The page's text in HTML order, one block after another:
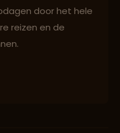
door het hele
reizen en de